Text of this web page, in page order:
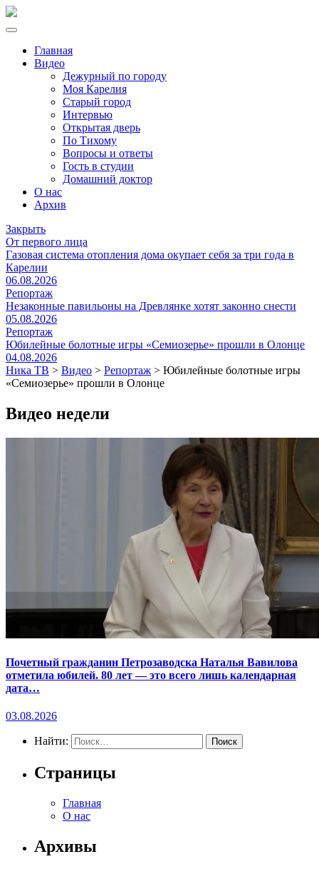
Главная
Видео
Дежурный по городу
Моя Карелия
Старый город
Интервью
Открытая дверь
По Тихому
Вопросы и ответы
Гость в студии
Домашний доктор
О нас
Архив
Закрыть
От первого лица
Газовая система отопления дома окупает себя за три года в
Карелии
06.08.2026
Репортаж
Незаконные павильоны на Древлянке хотят законно снести
05.08.2026
Репортаж
Юбилейные болотные игры «Семиозерье» прошли в Олонце
04.08.2026
Ника ТВ > Видео > Репортаж > Юбилейные болотные игры
«Семиозерье» прошли в Олонце
Видео недели
Почетный гражданин Петрозаводска Наталья Вавилова
отметила юбилей. 80 лет — это всего лишь календарная
дата…
03.08.2026
Найти:
Страницы
Главная
О нас
Архивы